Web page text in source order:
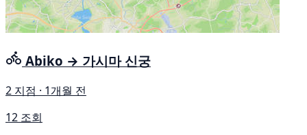
Abiko → 가시마 신궁
2 지점 · 1개월 전
12 조회